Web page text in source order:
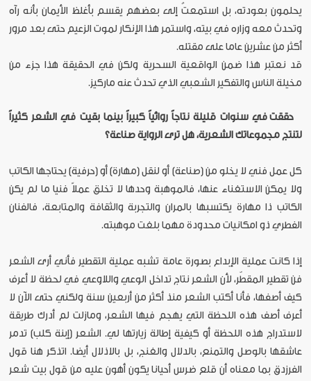
يحلمون بعودته، بل استمعتُ إلى بعضهم يقسم بأغلظ الأيمان بأنه رآه
وتحدث معه وزاره في بيته، واستمر هذا الإنكار لموت الزعيم حتى بعد مرور
أكثر من عشرين عاما على مقتله.
قد نعتبر هذا ضمن الواقعية السحرية ولكن في الحقيقة هذا جزء من
مخيلة الناس والتفكير الشعبي الذي تحدث عنه ماركيز.
حققت في سنوات قليلة نتاجاً روائياً كبيراً بينما بقيت في الشعر كثيراً
لتنتج مجموعاتك الشعرية، هل ترى الرواية صناعة؟
كل عمل فني لا يخلو من (صناعة) أو لنقل (مهارة) أو (حرفية) يحتاجها الكاتب
ولا يمكن الاستغناء عنها، فالموهبة وحدها لا تخلق عملاً فنيا ما لم يكن
الكاتب ذا مهارة يكتسبها بالمران والتجربة والثقافة والمتابعة، فالفنان
الفطري ذو امكانيات محدودة مهما بلغت موهبته.
إذا كانت عملية الإبداع بصورة عامة تشبه عملية التقطير فأني أرى الشعر
فن تقطير المقطّر، لأن الشعر نتاج تداخل الوعي واللاوعي في لحظة لا أعرف
كيف أصفها، فأنا أكتب الشعر منذ أكثر من أربعين سنة ولكني حتى الآن لا
أعرف أصف هذه اللحظة التي يهجم فيها الشعر، ومازلت لم أدرك طريقة
لاستدراج هذه اللحظة أو كيفية إطالة زيارتها لي. الشعر (إبنة كلب) تدمر
عاشقها بالوصل والتمنع، بالدلال والغنج، بل بالاذلال أيضا. اتذكر هنا قول
الفرزدق بما معناه أن قلع ضرس أحيانا يكون أهون عليه من قول بيت شعر